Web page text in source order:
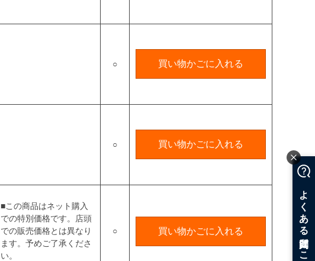
○ 買い物かごに入れる
○ 買い物かごに入れる
■この商品はネット購入
での特別価格です。店頭
での販売価格とは異なり
ます。予めご了承くださ
い。
○ 買い物かごに入れる